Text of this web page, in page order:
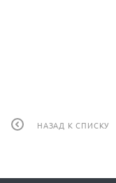
НАЗАД К СПИСКУ